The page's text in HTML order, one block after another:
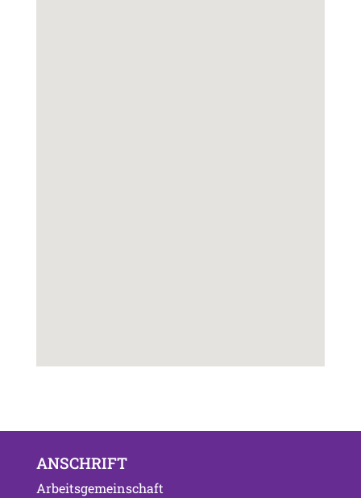
ANSCHRIFT
Arbeitsgemeinschaft